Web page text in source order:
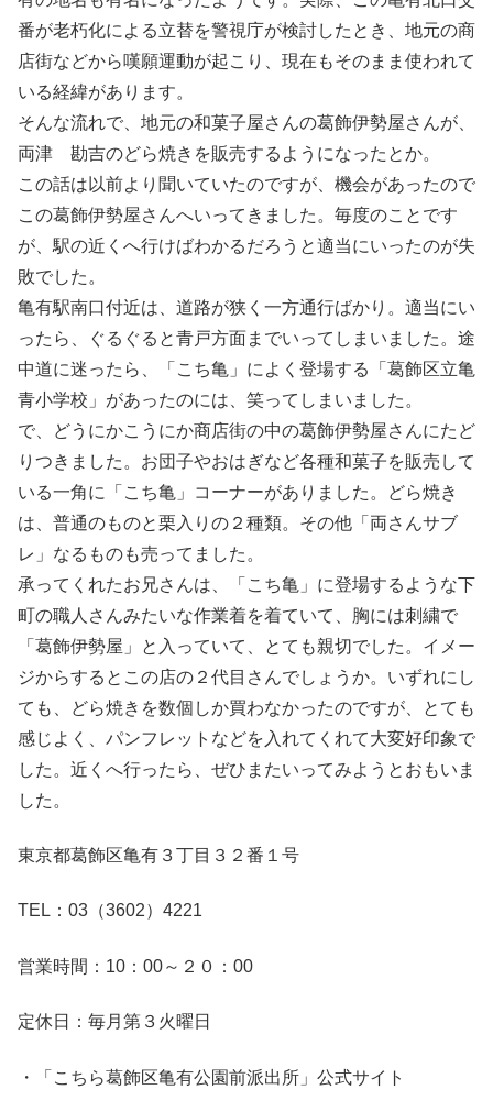
番が老朽化による立替を警視庁が検討したとき、地元の商
店街などから嘆願運動が起こり、現在もそのまま使われて
いる経緯があります。
そんな流れで、地元の和菓子屋さんの葛飾伊勢屋さんが、
両津 勘吉のどら焼きを販売するようになったとか。
この話は以前より聞いていたのですが、機会があったので
この葛飾伊勢屋さんへいってきました。毎度のことです
が、駅の近くへ行けばわかるだろうと適当にいったのが失
敗でした。
亀有駅南口付近は、道路が狭く一方通行ばかり。適当にい
ったら、ぐるぐると青戸方面までいってしまいました。途
中道に迷ったら、「こち亀」によく登場する「葛飾区立亀
青小学校」があったのには、笑ってしまいました。
で、どうにかこうにか商店街の中の葛飾伊勢屋さんにたど
りつきました。お団子やおはぎなど各種和菓子を販売して
いる一角に「こち亀」コーナーがありました。どら焼き
は、普通のものと栗入りの２種類。その他「両さんサブ
レ」なるものも売ってました。
承ってくれたお兄さんは、「こち亀」に登場するような下
町の職人さんみたいな作業着を着ていて、胸には刺繍で
「葛飾伊勢屋」と入っていて、とても親切でした。イメー
ジからするとこの店の２代目さんでしょうか。いずれにし
ても、どら焼きを数個しか買わなかったのですが、とても
感じよく、パンフレットなどを入れてくれて大変好印象で
した。近くへ行ったら、ぜひまたいってみようとおもいま
した。
東京都葛飾区亀有３丁目３２番１号
TEL：03（3602）4221
営業時間：10：00～２０：00
定休日：毎月第３火曜日
・「こちら葛飾区亀有公園前派出所」公式サイト